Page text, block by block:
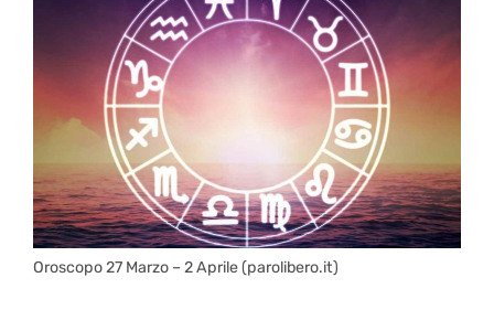
Oroscopo 27 Marzo – 2 Aprile (parolibero.it)